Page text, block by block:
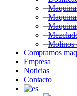
Molinos
Compramos
Empresa
Noticias
Contacto